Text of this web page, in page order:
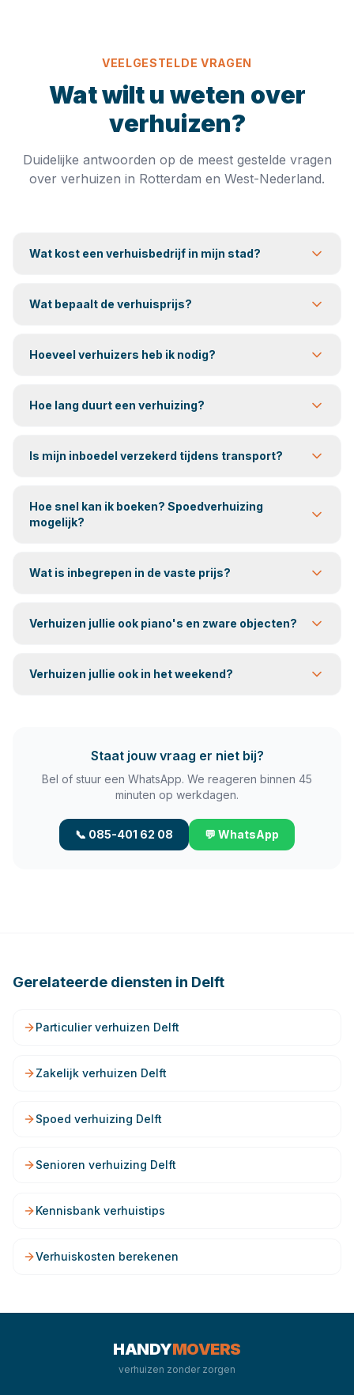
VEELGESTELDE VRAGEN
Wat wilt u weten over
verhuizen?
Duidelijke antwoorden op de meest gestelde vragen
over verhuizen in Rotterdam en West-Nederland.
Wat kost een verhuisbedrijf in mijn stad?
Wat bepaalt de verhuisprijs?
Hoeveel verhuizers heb ik nodig?
Hoe lang duurt een verhuizing?
Is mijn inboedel verzekerd tijdens transport?
Hoe snel kan ik boeken? Spoedverhuizing
mogelijk?
Wat is inbegrepen in de vaste prijs?
Verhuizen jullie ook piano's en zware objecten?
Verhuizen jullie ook in het weekend?
Staat jouw vraag er niet bij?
Bel of stuur een WhatsApp. We reageren binnen 45
minuten op werkdagen.
📞 085-401 62 08 💬 WhatsApp
Gerelateerde diensten in Delft
Particulier verhuizen Delft
Zakelijk verhuizen Delft
Spoed verhuizing Delft
Senioren verhuizing Delft
Kennisbank verhuistips
Verhuiskosten berekenen
HANDYMOVERS
verhuizen zonder zorgen